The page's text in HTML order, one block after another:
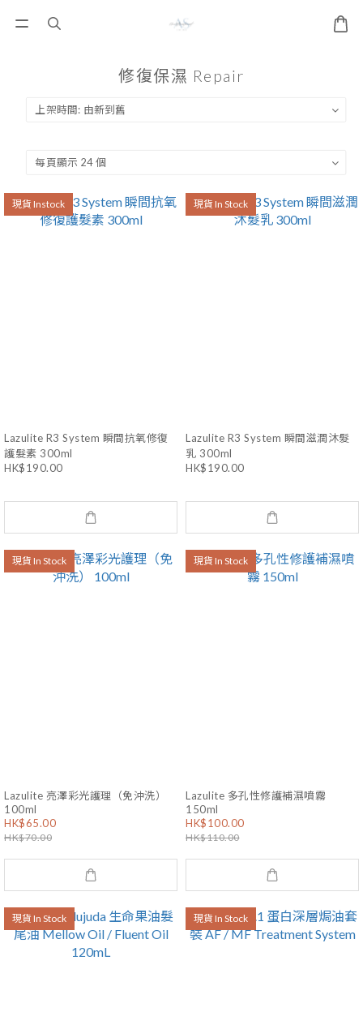
修復保濕 Repair
現貨 Instock
Lazulite R3 System 瞬間抗氧修復
護髮素 300ml
HK$190.00
現貨 In Stock
Lazulite R3 System 瞬間滋潤沐髮
乳 300ml
HK$190.00
現貨 In Stock
Lazulite 亮澤彩光護理（免沖洗）
100ml
HK$65.00
HK$70.00
現貨 In Stock
Lazulite 多孔性修護補濕噴霧
150ml
HK$100.00
HK$110.00
現貨 In Stock 現貨 In Stock